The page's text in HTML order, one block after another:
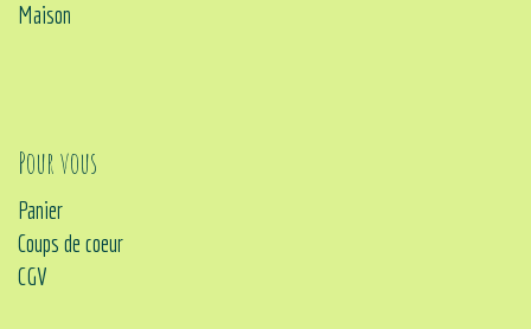
Maison
Pour vous
Panier
Coups de coeur
CGV